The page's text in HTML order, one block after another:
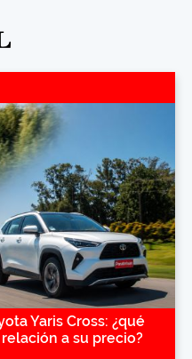
Yaris Cross: ¿qué
a su precio?